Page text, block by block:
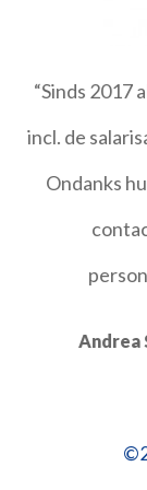
“Sinds 2017
incl. de
Ondanks
Andrea